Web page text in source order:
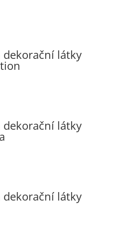
látky
látky
látky